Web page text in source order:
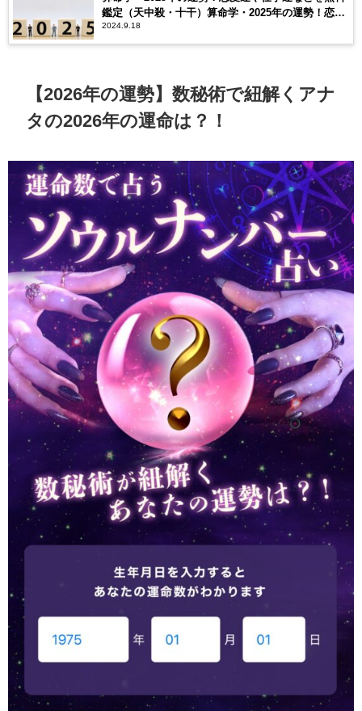
鑑定（天中殺・十干）算命学・2025年の運勢！恋愛
運や仕事運などを無料鑑定（天中殺・十干）
2024.9.18
【2026年の運勢】数秘術で紐解くアナ
タの2026年の運命は？！